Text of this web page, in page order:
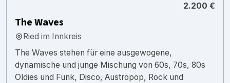
2.200 €
The Waves
Ried im Innkreis
The Waves stehen für eine ausgewogene,
dynamische und junge Mischung von 60s, 70s, 80s
Oldies und Funk, Disco, Austropop, Rock und